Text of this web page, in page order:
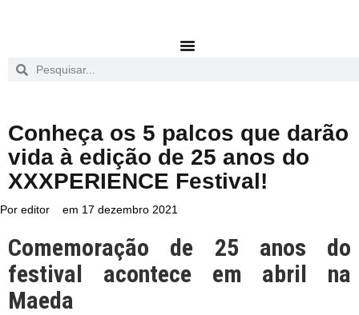
Conheça os 5 palcos que darão
vida à edição de 25 anos do
XXXPERIENCE Festival!
Por editor em 17 dezembro 2021
Comemoração de 25 anos do
festival acontece em abril na
Maeda